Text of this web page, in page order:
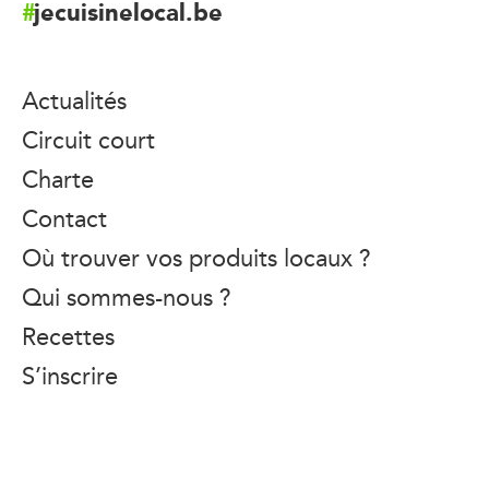
jecuisinelocal.be
Actualités
Circuit court
Charte
Contact
Où trouver vos produits locaux ?
Qui sommes-nous ?
Recettes
S’inscrire